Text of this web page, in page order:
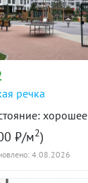
речка
хорошее
₽/м2)
4.08.2026